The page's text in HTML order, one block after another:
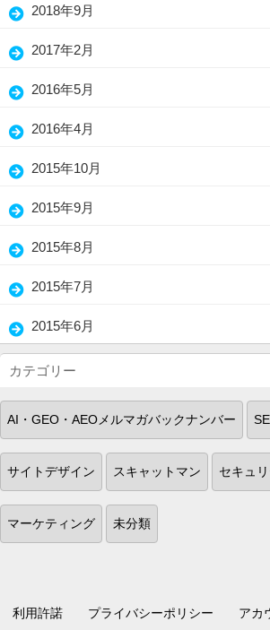
2018年9月
2017年2月
2016年5月
2016年4月
2015年10月
2015年9月
2015年8月
2015年7月
2015年6月
(18)
カテゴリー
AI・GEO・AEOメルマガバックナンバー
サイトデザイン スキャットマン セキュ
マーケティング 未分類
利用許諾 プライバシーポリシー アカ